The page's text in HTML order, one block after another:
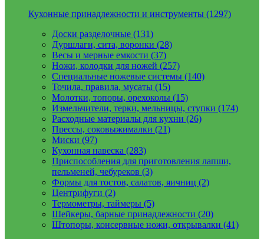
Кухонные принадлежности и инструменты (1297)
Доски разделочные (131)
Дуршлаги, сита, воронки (28)
Весы и мерные емкости (37)
Ножи, колодки для ножей (257)
Специальные ножевые системы (140)
Точила, правила, мусаты (15)
Молотки, топоры, орехоколы (15)
Измельчители, терки, мельницы, ступки (174)
Расходные материалы для кухни (26)
Прессы, соковыжималки (21)
Миски (97)
Кухонная навеска (283)
Приспособления для приготовления лапши,
пельменей, чебуреков (3)
Формы для тостов, салатов, яичниц (2)
Центрифуги (2)
Термометры, таймеры (5)
Шейкеры, барные принадлежности (20)
Штопоры, консервные ножи, открывалки (41)